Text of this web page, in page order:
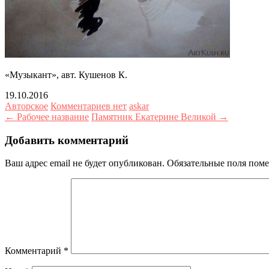
«Музыкант», авт. Кушенов К.
19.10.2016
Авторское Комментариев нет askar
← Рабочее название Памятник Екатерине Великой →
Добавить комментарий
Ваш адрес email не будет опубликован. Обязательные поля
Комментарий *